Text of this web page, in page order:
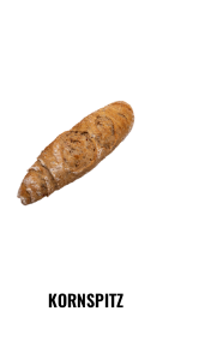
KORNSPITZ